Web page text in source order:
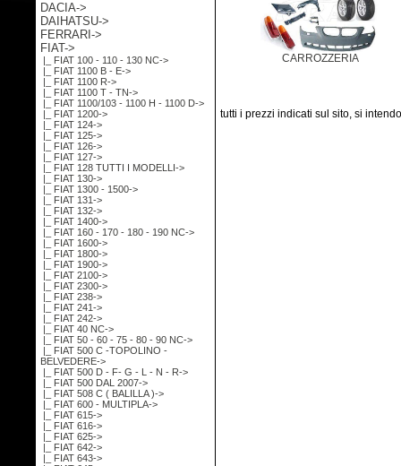
DACIA->
DAIHATSU->
FERRARI->
FIAT->
|_ FIAT 100 - 110 - 130 NC->
|_ FIAT 1100 B - E->
|_ FIAT 1100 R->
|_ FIAT 1100 T - TN->
|_ FIAT 1100/103 - 1100 H - 1100 D->
|_ FIAT 1200->
|_ FIAT 124->
|_ FIAT 125->
|_ FIAT 126->
|_ FIAT 127->
|_ FIAT 128 TUTTI I MODELLI->
|_ FIAT 130->
|_ FIAT 1300 - 1500->
|_ FIAT 131->
|_ FIAT 132->
|_ FIAT 1400->
|_ FIAT 160 - 170 - 180 - 190 NC->
|_ FIAT 1600->
|_ FIAT 1800->
|_ FIAT 1900->
|_ FIAT 2100->
|_ FIAT 2300->
|_ FIAT 238->
|_ FIAT 241->
|_ FIAT 242->
|_ FIAT 40 NC->
|_ FIAT 50 - 60 - 75 - 80 - 90 NC->
|_ FIAT 500 C -TOPOLINO -
BELVEDERE->
|_ FIAT 500 D - F- G - L - N - R->
|_ FIAT 500 DAL 2007->
|_ FIAT 508 C ( BALILLA )->
|_ FIAT 600 - MULTIPLA->
|_ FIAT 615->
|_ FIAT 616->
|_ FIAT 625->
|_ FIAT 642->
|_ FIAT 643->
CARROZZERIA
tutti i prezzi indicati sul sito, si